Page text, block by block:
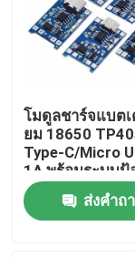
หน้าแรก
สินค้า
โมดูลชาร์จแบตเ
ยม 18650
Type-C/Micro
1A พร้อมระบบป้
และฟังก์ชันคู่
ส่งคำถ